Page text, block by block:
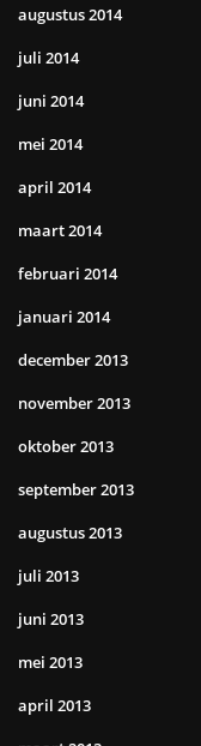
augustus 2014
juli 2014
juni 2014
mei 2014
april 2014
maart 2014
februari 2014
januari 2014
december 2013
november 2013
oktober 2013
september 2013
augustus 2013
juli 2013
juni 2013
mei 2013
april 2013